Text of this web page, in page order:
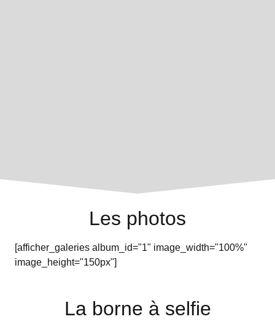
Les photos
[afficher_galeries album_id="1" image_width="100%"
image_height="150px"]
La borne à selfie